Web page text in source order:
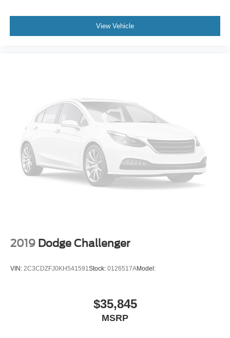
Driver Vanity Mirror
Passenger Vanity Mirror
Smart Device Integration
MP3 Capability
Smart Device Integration
Bluetooth® Connection
Power Windows
Power Door Locks
Stability Control
View Vehicle
2019 Dodge Challenger
VIN: 2C3CDZFJ0KH541591Stock: 0126517AModel:
$35,845
MSRP